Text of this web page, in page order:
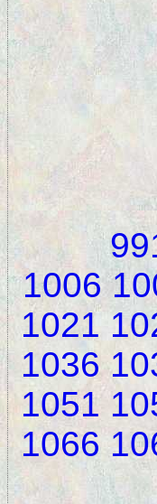
1006
1021
1036
1051
1066